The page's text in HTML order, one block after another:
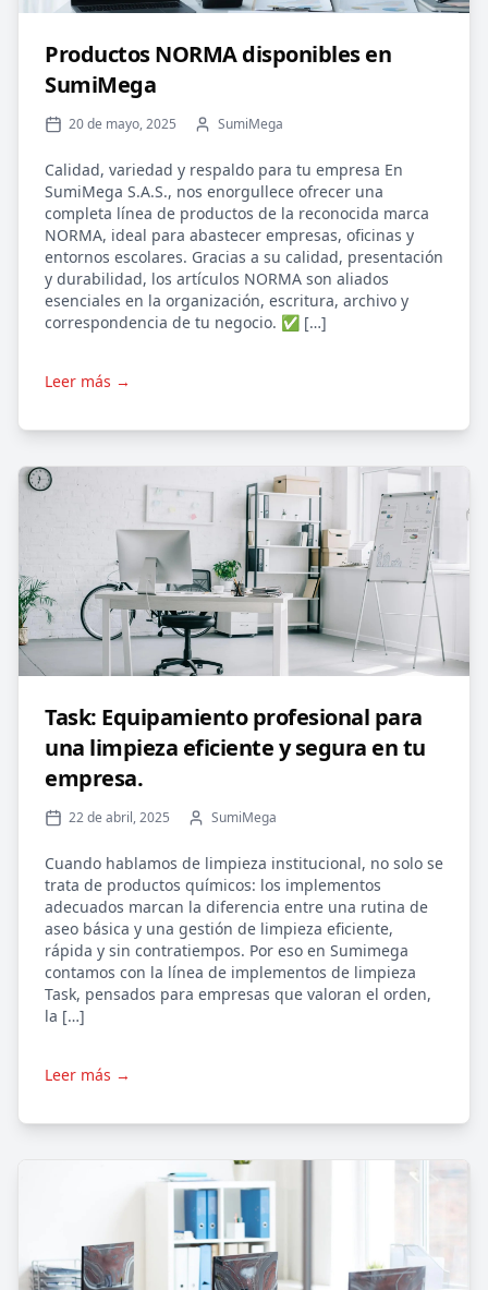
Productos NORMA disponibles en
SumiMega
20 de mayo, 2025 SumiMega
Calidad, variedad y respaldo para tu empresa En
SumiMega S.A.S., nos enorgullece ofrecer una
completa línea de productos de la reconocida marca
NORMA, ideal para abastecer empresas, oficinas y
entornos escolares. Gracias a su calidad, presentación
y durabilidad, los artículos NORMA son aliados
esenciales en la organización, escritura, archivo y
correspondencia de tu negocio. ✅ […]
Leer más →
Task: Equipamiento profesional para
una limpieza eficiente y segura en tu
empresa.
22 de abril, 2025 SumiMega
Cuando hablamos de limpieza institucional, no solo se
trata de productos químicos: los implementos
adecuados marcan la diferencia entre una rutina de
aseo básica y una gestión de limpieza eficiente,
rápida y sin contratiempos. Por eso en Sumimega
contamos con la línea de implementos de limpieza
Task, pensados para empresas que valoran el orden,
la […]
Leer más →